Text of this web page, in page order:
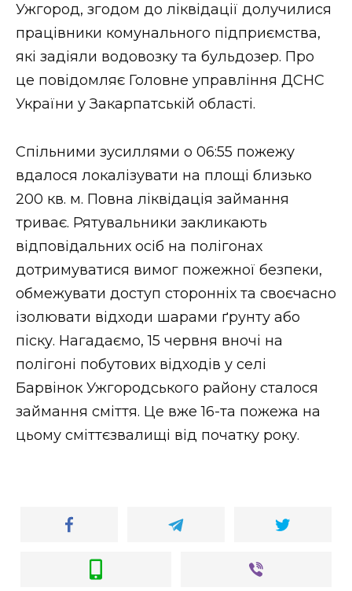
ЗАКАРПАТСЬКІ НОВИНИ
НОВИНИ ЗАХІДНОЇ УКРАЇНИ
ФОТО
ВІДЕО
Ужгород, згодом до ліквідації долучилися
працівники комунального підприємства,
які задіяли водовозку та бульдозер. Про
це повідомляє Головне управління ДСНС
України у Закарпатській області.
Спільними зусиллями о 06:55 пожежу
вдалося локалізувати на площі близько
200 кв. м. Повна ліквідація займання
триває. Рятувальники закликають
відповідальних осіб на полігонах
дотримуватися вимог пожежної безпеки,
обмежувати доступ сторонніх та своєчасно
ізолювати відходи шарами ґрунту або
піску. Нагадаємо, 15 червня вночі на
полігоні побутових відходів у селі
Барвінок Ужгородського району сталося
займання сміття. Це вже 16-та пожежа на
цьому сміттєзвалищі від початку року.